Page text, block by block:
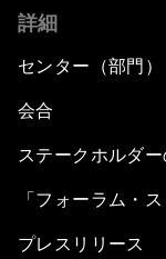
詳細
センター（部門）
会合
ステークホルダ
「フォーラム・ス
プレスリリース